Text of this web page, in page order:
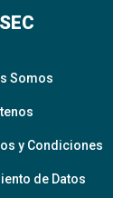
Somos
y Condiciones
de Datos